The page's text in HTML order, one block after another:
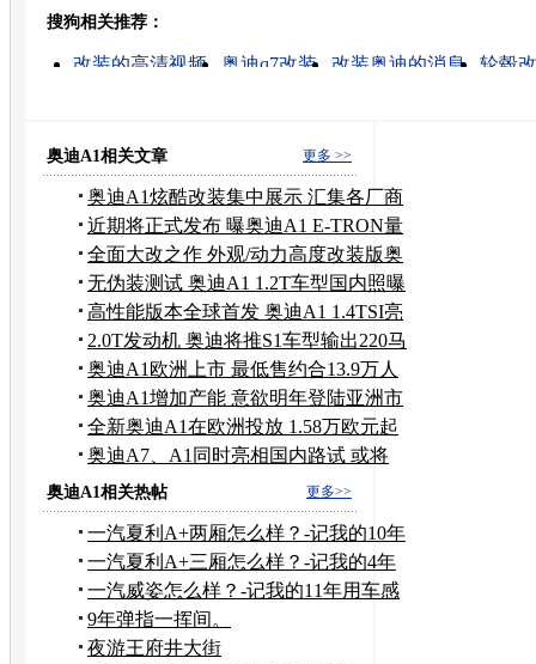
搜狗相关推荐：
改装的高清视频 奥迪q7改装 改装奥迪的消息
轮毂
更多 >>
奥迪A1相关文章
奥迪A1炫酷改装集中展示 汇集各厂商
作品
近期将正式发布 曝奥迪A1 E-TRON量
产版
全面大改之作 外观/动力高度改装版奥
迪A1
无伪装测试 奥迪A1 1.2T车型国内照曝
光
高性能版本全球首发 奥迪A1 1.4TSI亮
相
2.0T发动机 奥迪将推S1车型输出220马
力
奥迪A1欧洲上市 最低售约合13.9万人
民币
奥迪A1增加产能 意欲明年登陆亚洲市
场
全新奥迪A1在欧洲投放 1.58万欧元起
售
奥迪A7、A1同时亮相国内路试 或将
引进
更多>>
奥迪A1相关热帖
一汽夏利A+两厢怎么样？-记我的10年
用车感受
一汽夏利A+三厢怎么样？-记我的4年
用车感受
一汽威姿怎么样？-记我的11年用车感
受
9年弹指一挥间。
夜游王府井大街